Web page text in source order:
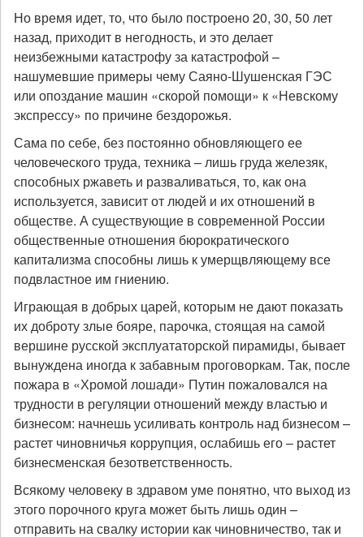
Но время идет, то, что было построено 20, 30, 50 лет
назад, приходит в негодность, и это делает
неизбежными катастрофу за катастрофой –
нашумевшие примеры чему Саяно-Шушенская ГЭС
или опоздание машин «скорой помощи» к «Невскому
экспрессу» по причине бездорожья.
Сама по себе, без постоянно обновляющего ее
человеческого труда, техника – лишь груда железяк,
способных ржаветь и разваливаться, то, как она
используется, зависит от людей и их отношений в
обществе. А существующие в современной России
общественные отношения бюрократического
капитализма способны лишь к умерщвляющему все
подвластное им гниению.
Играющая в добрых царей, которым не дают показать
их доброту злые бояре, парочка, стоящая на самой
вершине русской эксплуататорской пирамиды, бывает
вынуждена иногда к забавным проговоркам. Так, после
пожара в «Хромой лошади» Путин пожаловался на
трудности в регуляции отношений между властью и
бизнесом: начнешь усиливать контроль над бизнесом –
растет чиновничья коррупция, ослабишь его – растет
бизнесменская безответственность.
Всякому человеку в здравом уме понятно, что выход из
этого порочного круга может быть лишь один –
отправить на свалку истории как чиновничество, так и